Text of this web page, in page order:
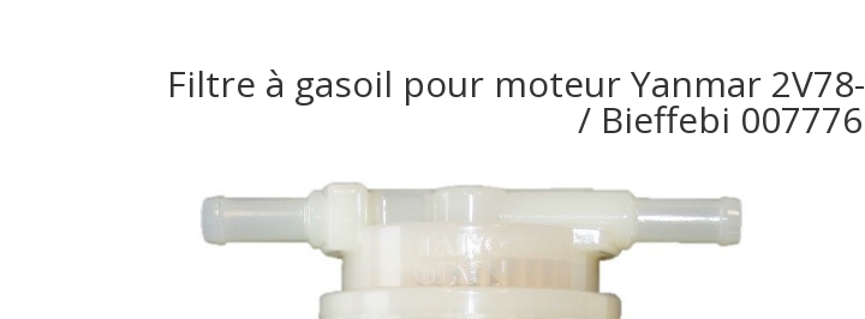
Filtre à gasoil pour moteur Yanmar
/ Bieffebi